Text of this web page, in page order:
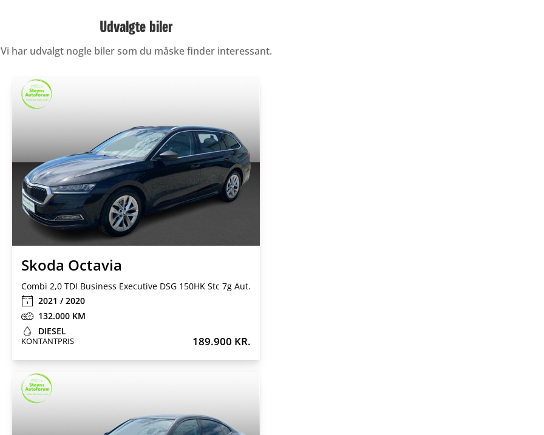
Udvalgte biler
Vi har udvalgt nogle biler som du måske finder interessant.
Skoda Octavia
Combi 2,0 TDI Business Executive DSG 150HK Stc 7g Aut.
189.900 KR.
KONTANTPRIS
2021 / 2020
132.000
DIESEL